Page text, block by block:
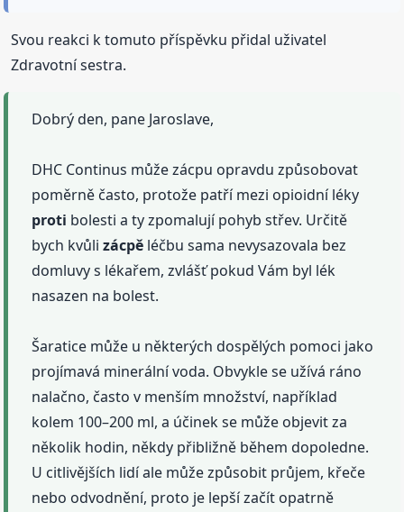
Svou reakci k tomuto příspěvku přidal uživatel
Zdravotní sestra.
Dobrý den, pane Jaroslave,
DHC Continus může zácpu opravdu způsobovat
poměrně často, protože patří mezi opioidní léky
proti bolesti a ty zpomalují pohyb střev. Určitě
bych kvůlizácpě léčbu sama nevysazovala bez
domluvy s lékařem, zvlášť pokud Vám byl lék
nasazen na bolest.
Šaratice může u některých dospělých pomoci jako
projímavá minerální voda. Obvykle se užívá ráno
nalačno, často v menším množství, například
kolem 100–200 ml, a účinek se může objevit za
několik hodin, někdy přibližně během dopoledne.
U citlivějších lidí ale může způsobit průjem, křeče
nebo odvodnění, proto je lepší začít opatrně